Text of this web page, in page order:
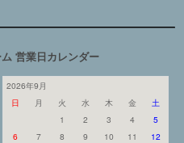
営業日カレンダー
2026年9月
日
月 火 水 木 金
土
1
2 3 4
5
6
7 8 9 10 11
12